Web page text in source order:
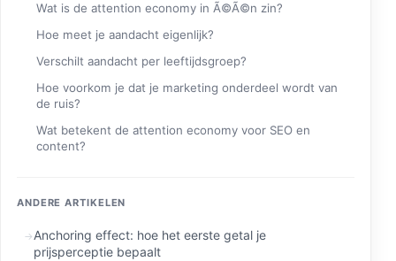
Wat is de attention economy in Ã©Ã©n zin?
Hoe meet je aandacht eigenlijk?
Verschilt aandacht per leeftijdsgroep?
Hoe voorkom je dat je marketing onderdeel wordt van
de ruis?
Wat betekent de attention economy voor SEO en
content?
ANDERE ARTIKELEN
Anchoring effect: hoe het eerste getal je
prijsperceptie bepaalt